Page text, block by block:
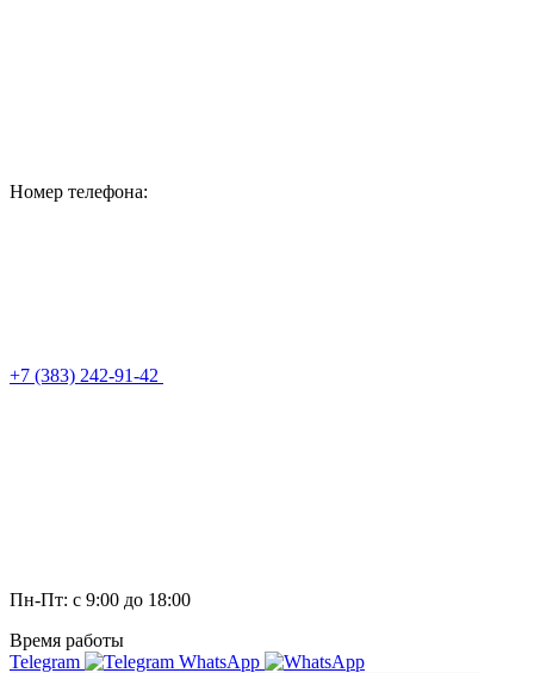
Номер телефона:
+7 (383) 242-91-42
Пн-Пт: с 9:00 до 18:00
Время работы
Telegram
WhatsApp